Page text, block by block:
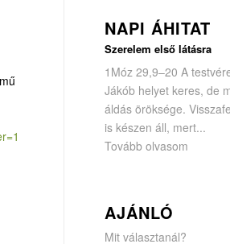
NAPI ÁHITAT
Szerelem első látásra
1Móz 29,9–20 A
Jákób helyet keres, de
áldás öröksége.
is készen áll, mert...
Tovább olvasom
AJÁNLÓ
Mit választanál?